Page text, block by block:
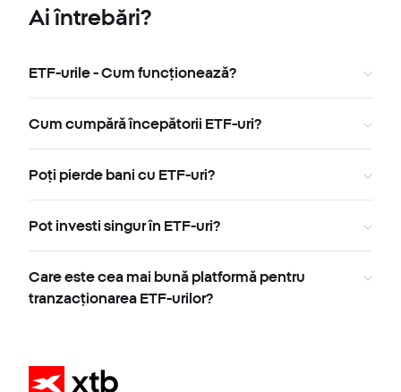
Ai întrebări?
ETF-urile - Cum funcționează?
Cum cumpără începătorii ETF-uri?
Poți pierde bani cu ETF-uri?
Pot investi singur în ETF-uri?
Care este cea mai bună platformă pentru
tranzacționarea ETF-urilor?